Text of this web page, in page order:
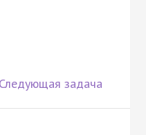
Следующая задача